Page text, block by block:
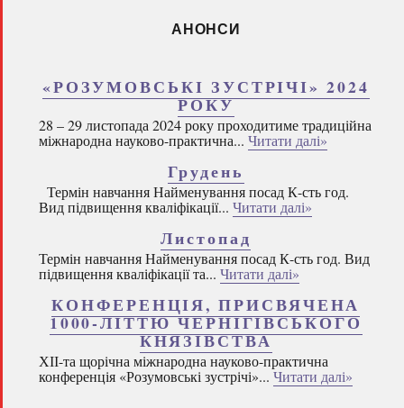
АНОНСИ
«РОЗУМОВСЬКІ ЗУСТРІЧІ» 2024
РОКУ
28 – 29 листопада 2024 року проходитиме традиційна
міжнародна науково-практична... Читати далі»
Грудень
Термін навчання Найменування посад К-сть год.
Вид підвищення кваліфікації... Читати далі»
Листопад
Термін навчання Найменування посад К-сть год. Вид
підвищення кваліфікації та... Читати далі»
КОНФЕРЕНЦІЯ, ПРИСВЯЧЕНА
1000-ЛІТТЮ ЧЕРНІГІВСЬКОГО
КНЯЗІВСТВА
ХІІ-та щорічна міжнародна науково-практична
конференція «Розумовські зустрічі»... Читати далі»